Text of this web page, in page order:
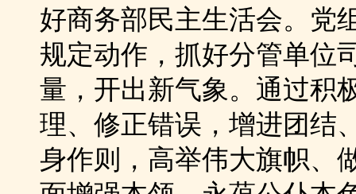
好商务部民主生活会。党
规定动作，抓好分管单位
量，开出新气象。通过积
理、修正错误，增进团结
身作则，高举伟大旗帜、